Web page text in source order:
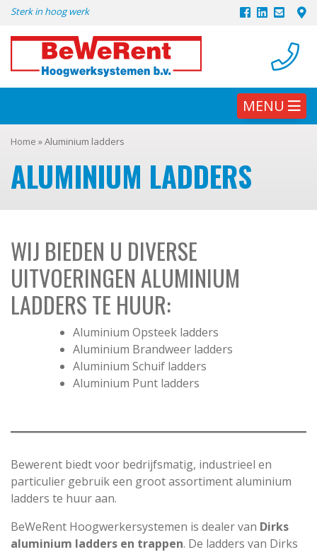
Skip
content
Sterk in hoog werk
MENU
Home »Aluminium ladders
ALUMINIUM LADDERS
WIJ BIEDEN U DIVERSE
UITVOERINGEN ALUMINIUM
LADDERS TE HUUR:
Aluminium Opsteek ladders
Aluminium Brandweer ladders
Aluminium Schuif ladders
Aluminium Punt ladders
Bewerent biedt voor bedrijfsmatig, industrieel en
particulier gebruik een groot assortiment aluminium
ladders te huur aan.
BeWeRent Hoogwerkersystemen is dealer van Dirks
aluminium ladders en trappen. De ladders van Dirks